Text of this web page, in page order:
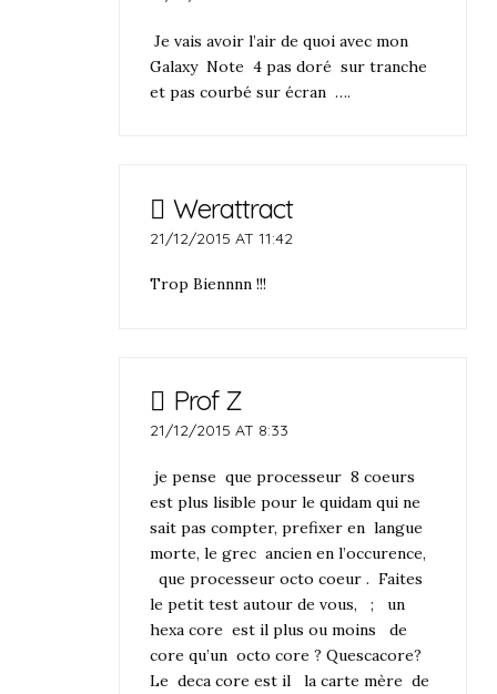
Je vais avoir l’air de quoi avec mon
Galaxy Note 4 pas doré sur tranche
et pas courbé sur écran ….
Werattract
21/12/2015 AT 11:42
Trop Biennnn !!!
Prof Z
21/12/2015 AT 8:33
je pense que processeur 8 coeurs
est plus lisible pour le quidam qui ne
sait pas compter, prefixer en langue
morte, le grec ancien en l’occurence,
que processeur octo coeur . Faites
le petit test autour de vous, ; un
hexa core est il plus ou moins de
core qu’un octo core ? Quescacore?
Le deca core est il la carte mère de